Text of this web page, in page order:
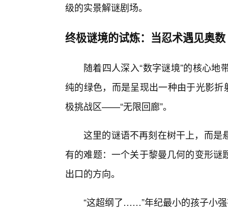
级的实景解谜剧场。
终极谜境的试炼：当忍术遇见奥数
随着四人深入“数字谜境”的核心
纯的绿色，而是呈现出一种由于光影
极挑战区——“无限回廊”。
这里的谜语不再刻在树干上，而是
有的难题：一个关于黎曼几何的变形
出口的方向。
“这超纲了……”年纪最小的孩子小